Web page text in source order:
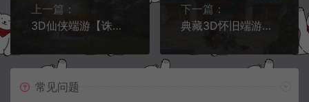
上一篇：
3D仙侠端游【诛仙3梦幻诛仙422版5职业V8仿官打金版】10月最新整理Linux手工服务端+网页注册+GM工具+PC客户端+详细搭建教程
下一篇：
典藏3D怀旧端游【武林外传401半世浮沉100级小天位版】10月最新整理Linux手工服务端+网页注册+GM工具+PC客户端+详细搭建教程
常见问题